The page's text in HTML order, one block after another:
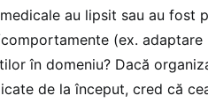
au lipsit sau au fost
(ex.
în domeniu? Dacă
de la început, cred că